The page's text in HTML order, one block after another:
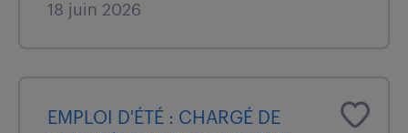
18 juin 2026
EMPLOI D'ÉTÉ : CHARGÉ DE